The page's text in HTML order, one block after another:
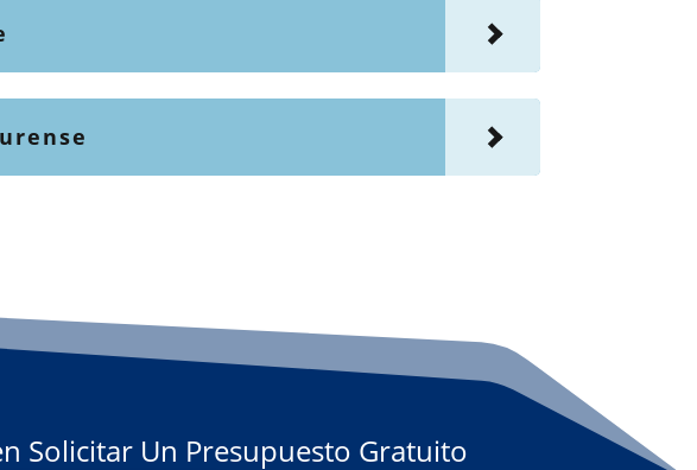
Solicitar Un Presupuesto Gratuito